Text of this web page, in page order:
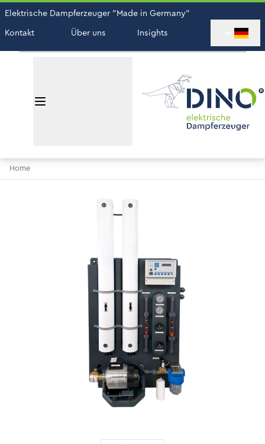
Elektrische Dampferzeuger "Made in Germany"
Kontakt
Über uns Insights
Home